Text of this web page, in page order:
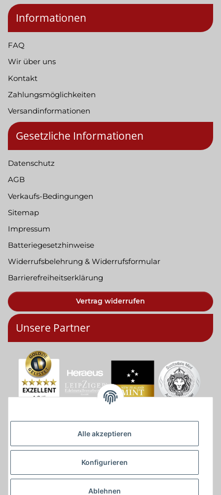
Alle akzeptieren
Konfigurieren
Ablehnen
Informationen
FAQ
Wir über uns
Kontakt
Zahlungsmöglichkeiten
Versandinformationen
Gesetzliche Informationen
Datenschutz
AGB
Verkaufs-Bedingungen
Sitemap
Impressum
Batteriegesetzhinweise
Widerrufsbelehrung & Widerrufsformular
Barrierefreiheitserklärung
Vertrag widerrufen
Unsere Partner